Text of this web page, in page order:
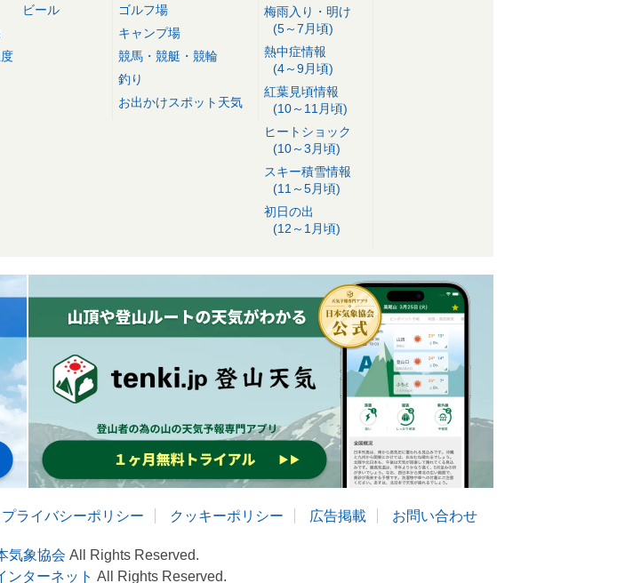
ビール
ゴルフ場
キャンプ場
競馬・競艇・競輪
釣り
お出かけスポット天気
梅雨入り・明け
(5～7月頃)
熱中症情報
(4～9月頃)
紅葉見頃情報
(10～11月頃)
ヒートショック
(10～3月頃)
スキー積雪情報
(11～5月頃)
初日の出
(12～1月頃)
プライバシーポリシー クッキーポリシー 広告掲載 お問い合わせ
気象協会 All Rights Reserved.
ンターネット All Rights Reserved.